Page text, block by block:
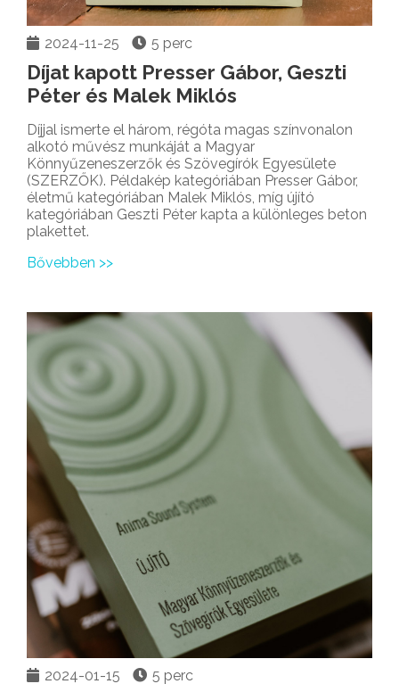
2024-11-25 5 perc
Díjat kapott Presser Gábor, Geszti
Péter és Malek Miklós
Díjjal ismerte el három, régóta magas színvonalon
alkotó művész munkáját a Magyar
Könnyűzeneszerzők és Szövegírók Egyesülete
(SZERZŐK). Példakép kategóriában Presser Gábor,
életmű kategóriában Malek Miklós, míg újító
kategóriában Geszti Péter kapta a különleges beton
plakettet.
Bővebben >>
2024-01-15 5 perc